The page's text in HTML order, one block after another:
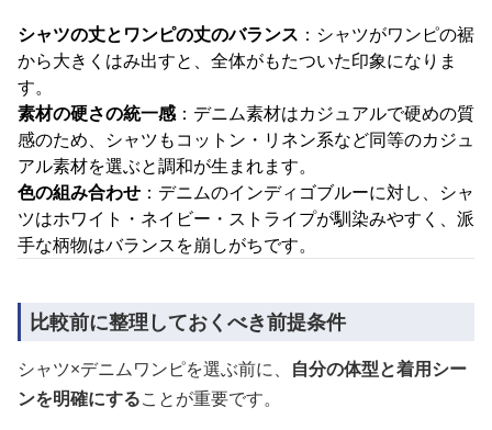
シャツの丈とワンピの丈のバランス ：シャツがワンピの裾
から大きくはみ出すと、全体がもたついた印象になりま
す。
素材の硬さの統一感：デニム素材はカジュアルで硬めの質
感のため、シャツもコットン・リネン系など同等のカジュ
アル素材を選ぶと調和が生まれます。
色の組み合わせ ：デニムのインディゴブルーに対し、シャ
ツはホワイト・ネイビー・ストライプが馴染みやすく、派
手な柄物はバランスを崩しがちです。
比較前に整理しておくべき前提条件
シャツ×デニムワンピを選ぶ前に、 自分の体型と着用シー
ンを明確にすることが重要です。